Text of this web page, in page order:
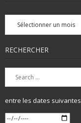
Archives
mensuelles
RECHERCHER
entre les dates suivantes